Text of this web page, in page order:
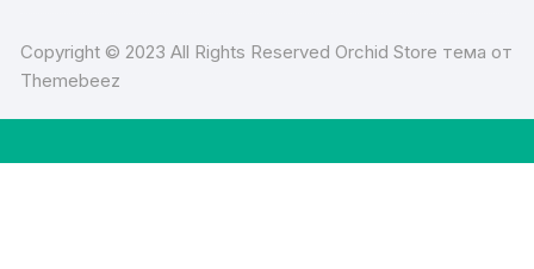
Copyright © 2023 All Rights Reserved Orchid Store тема от
Themebeez